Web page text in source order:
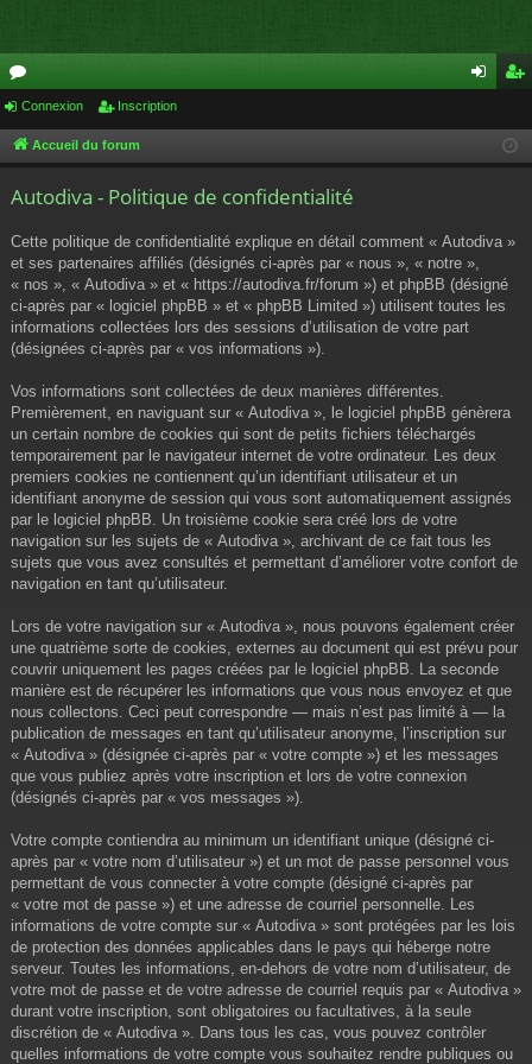
or
u cri
Connexion Inscription
Accueil du forum
Autodiva - Politique de confidentialité
Cette politique de confidentialité explique en détail comment « Autodiva »
et ses partenaires affiliés (désignés ci-après par « nous », « notre »,
« nos », « Autodiva » et « https://autodiva.fr/forum ») et phpBB (désigné
ci-après par « logiciel phpBB » et « phpBB Limited ») utilisent toutes les
informations collectées lors des sessions d’utilisation de votre part
(désignées ci-après par « vos informations »).
Vos informations sont collectées de deux manières différentes.
Premièrement, en naviguant sur « Autodiva », le logiciel phpBB génèrera
un certain nombre de cookies qui sont de petits fichiers téléchargés
temporairement par le navigateur internet de votre ordinateur. Les deux
premiers cookies ne contiennent qu’un identifiant utilisateur et un
identifiant anonyme de session qui vous sont automatiquement assignés
par le logiciel phpBB. Un troisième cookie sera créé lors de votre
navigation sur les sujets de « Autodiva », archivant de ce fait tous les
sujets que vous avez consultés et permettant d’améliorer votre confort de
navigation en tant qu’utilisateur.
Lors de votre navigation sur « Autodiva », nous pouvons également créer
une quatrième sorte de cookies, externes au document qui est prévu pour
couvrir uniquement les pages créées par le logiciel phpBB. La seconde
manière est de récupérer les informations que vous nous envoyez et que
nous collectons. Ceci peut correspondre — mais n’est pas limité à — la
publication de messages en tant qu’utilisateur anonyme, l’inscription sur
« Autodiva » (désignée ci-après par « votre compte ») et les messages
que vous publiez après votre inscription et lors de votre connexion
(désignés ci-après par « vos messages »).
Votre compte contiendra au minimum un identifiant unique (désigné ci-
après par « votre nom d’utilisateur ») et un mot de passe personnel vous
permettant de vous connecter à votre compte (désigné ci-après par
« votre mot de passe ») et une adresse de courriel personnelle. Les
informations de votre compte sur « Autodiva » sont protégées par les lois
de protection des données applicables dans le pays qui héberge notre
serveur. Toutes les informations, en-dehors de votre nom d’utilisateur, de
votre mot de passe et de votre adresse de courriel requis par « Autodiva »
durant votre inscription, sont obligatoires ou facultatives, à la seule
discrétion de « Autodiva ». Dans tous les cas, vous pouvez contrôler
quelles informations de votre compte vous souhaitez rendre publiques ou